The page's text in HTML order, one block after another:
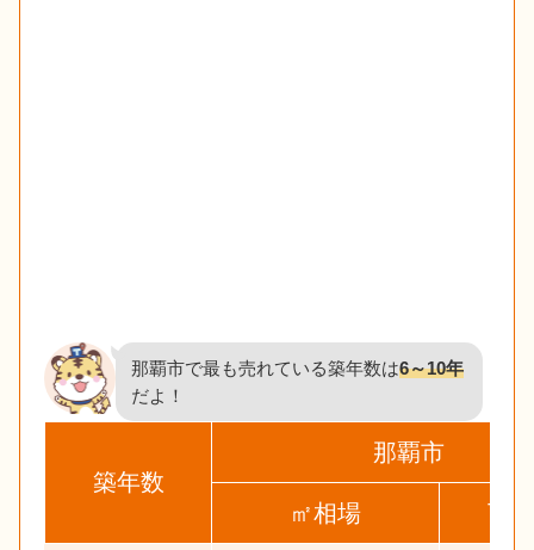
那覇市で最も売れている築年数は6～10年
だよ！
築年数
那覇市
㎡相場 下